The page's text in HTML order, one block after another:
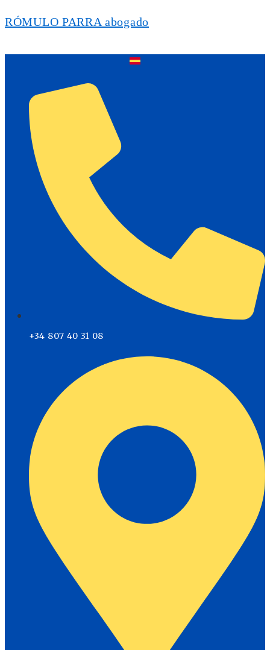
RÓMULO PARRA abogado
+34 807 40 31 08